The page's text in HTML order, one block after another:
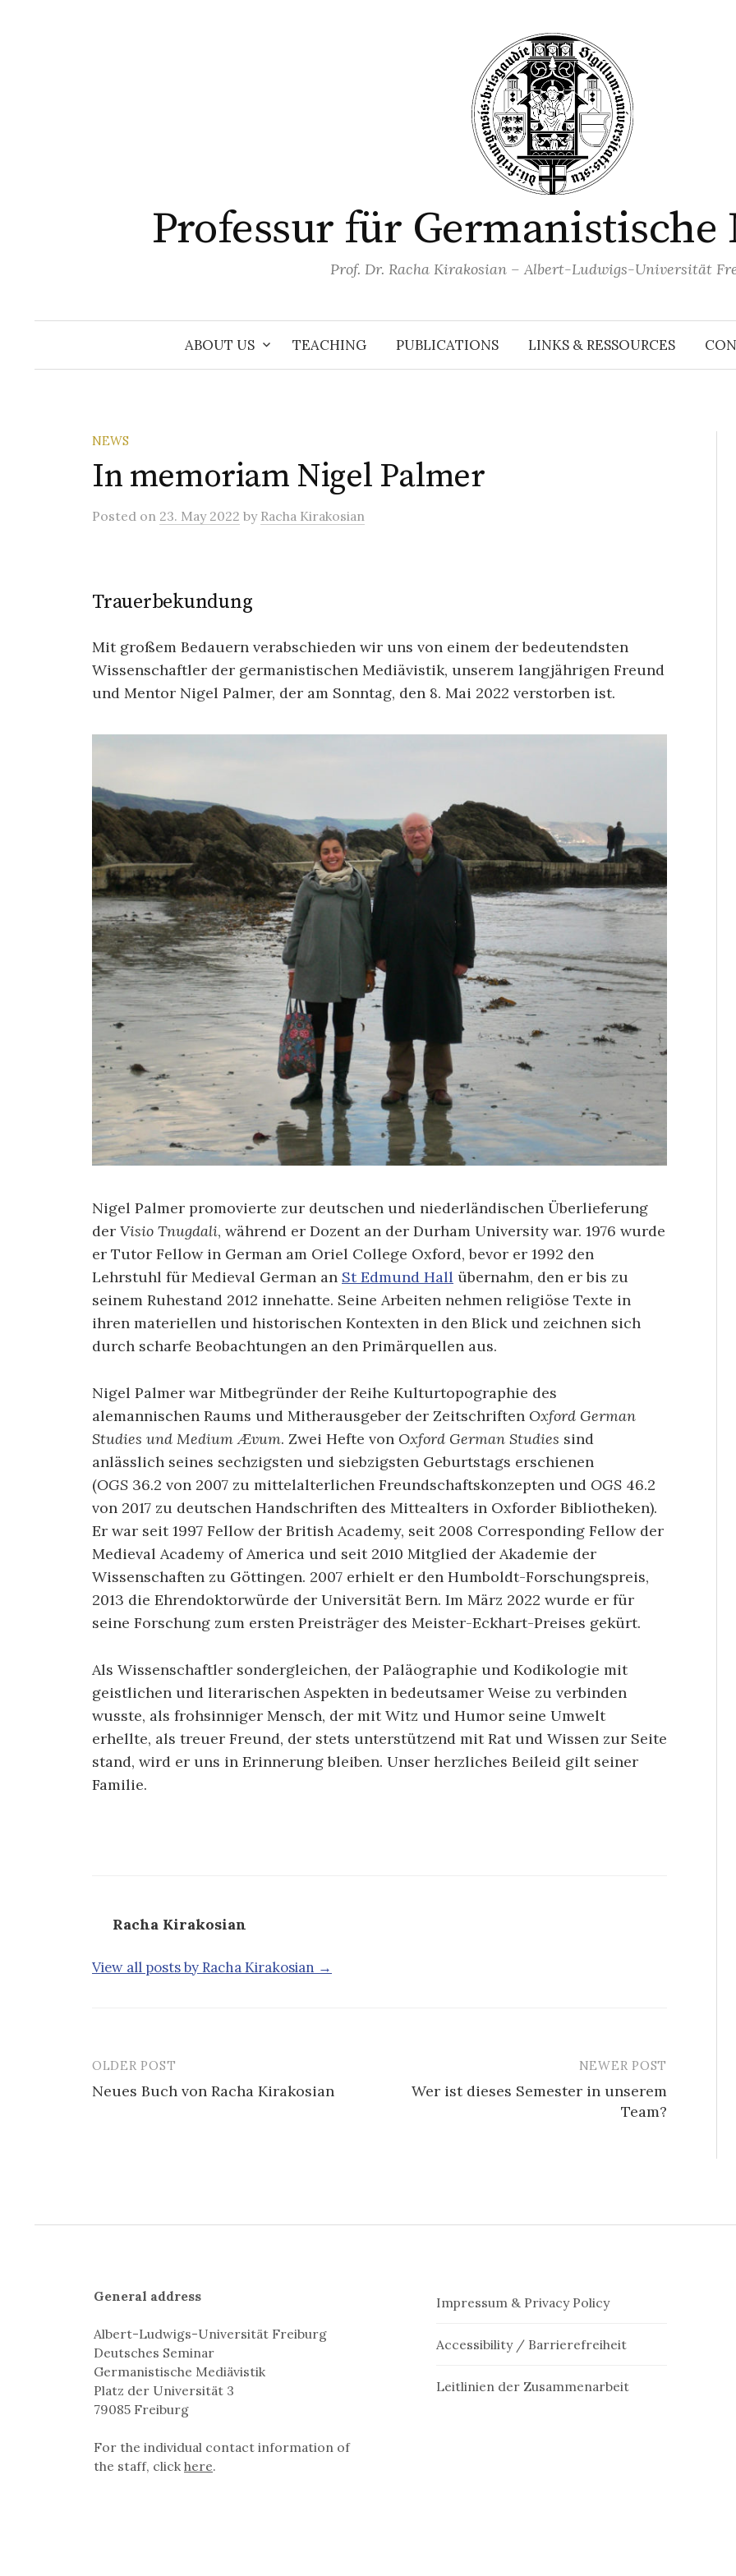
Professur für
Prof. Dr. Racha Kirakosian – Albert-Ludwigs-Universität
ABOUT US TEACHING PUBLICATIONS LINKS & RESSOURCES
NEWS
In memoriam Nigel Palmer
Posted on 23. May 2022 by Racha Kirakosian
Trauerbekundung
Mit großem Bedauern verabschieden wir uns von einem der bedeutendsten
Wissenschaftler der germanistischen Mediävistik, unserem langjährigen Freund
und Mentor Nigel Palmer, der am Sonntag, den 8. Mai 2022 verstorben ist.
Nigel Palmer promovierte zur deutschen und niederländischen Überlieferung
der Visio Tnugdali, während er Dozent an der Durham University war. 1976 wurde
er Tutor Fellow in German am Oriel College Oxford, bevor er 1992 den
Lehrstuhl für Medieval German an St Edmund Hall übernahm, den er bis zu
seinem Ruhestand 2012 innehatte. Seine Arbeiten nehmen religiöse Texte in
ihren materiellen und historischen Kontexten in den Blick und zeichnen sich
durch scharfe Beobachtungen an den Primärquellen aus.
Nigel Palmer war Mitbegründer der Reihe Kulturtopographie des
alemannischen Raums und Mitherausgeber der Zeitschriften Oxford German
Studies und Medium Ævum. Zwei Hefte von Oxford German Studies sind
anlässlich seines sechzigsten und siebzigsten Geburtstags erschienen
(OGS 36.2 von 2007 zu mittelalterlichen Freundschaftskonzepten und OGS 46.2
von 2017 zu deutschen Handschriften des Mittealters in Oxforder Bibliotheken).
Er war seit 1997 Fellow der British Academy, seit 2008 Corresponding Fellow der
Medieval Academy of America und seit 2010 Mitglied der Akademie der
Wissenschaften zu Göttingen. 2007 erhielt er den Humboldt-Forschungspreis,
2013 die Ehrendoktorwürde der Universität Bern. Im März 2022 wurde er für
seine Forschung zum ersten Preisträger des Meister-Eckhart-Preises gekürt.
Als Wissenschaftler sondergleichen, der Paläographie und Kodikologie mit
geistlichen und literarischen Aspekten in bedeutsamer Weise zu verbinden
wusste, als frohsinniger Mensch, der mit Witz und Humor seine Umwelt
erhellte, als treuer Freund, der stets unterstützend mit Rat und Wissen zur Seite
stand, wird er uns in Erinnerung bleiben. Unser herzliches Beileid gilt seiner
Familie.
Racha Kirakosian
View all posts by Racha Kirakosian →
Post
navigation
OLDER POST
Neues Buch von Racha Kirakosian
NEWER POST
Wer ist dieses Semester in unserem
Team?
General address
Albert-Ludwigs-Universität Freiburg
Deutsches Seminar
Germanistische Mediävistik
Platz der Universität 3
79085 Freiburg
For the individual contact information of
the staff, click here.
Impressum & Privacy Policy
Accessibility / Barrierefreiheit
Leitlinien der Zusammenarbeit